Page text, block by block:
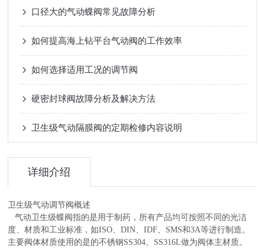
口径大的气动蝶阀常见故障分析
如何提高海上钻平台气动阀的工作效率
如何选择适用工况的调节阀
硬密封球阀故障分析及解决方法
卫生级气动隔膜阀的定期检修内容说明
详细介绍
卫生级气动调节阀概述
气动卫生级蝶阀指的是用于制药，所有产品均可按照不同的光洁
度、材质和工业标准，如ISO、DIN、IDF、SMS和3A等进行制造。
主要阀体材质使用的是的不锈钢SS304、SS316L做为阀体主材质。